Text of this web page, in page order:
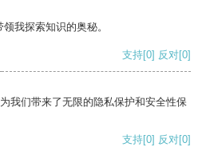
我探索知识的奥秘。
支持[0] 反对[0]
我们带来了无限的隐私保护和安全性保
支持[0] 反对[0]